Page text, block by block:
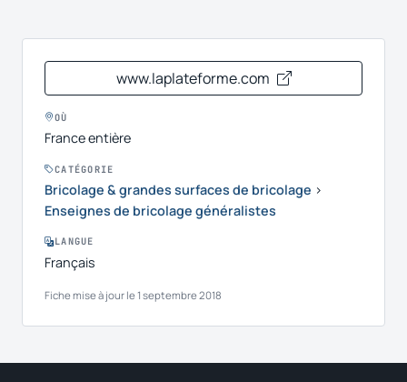
www.laplateforme.com
OÙ
France entière
CATÉGORIE
Bricolage & grandes surfaces de bricolage ›
Enseignes de bricolage généralistes
LANGUE
Français
Fiche mise à jour le 1 septembre 2018